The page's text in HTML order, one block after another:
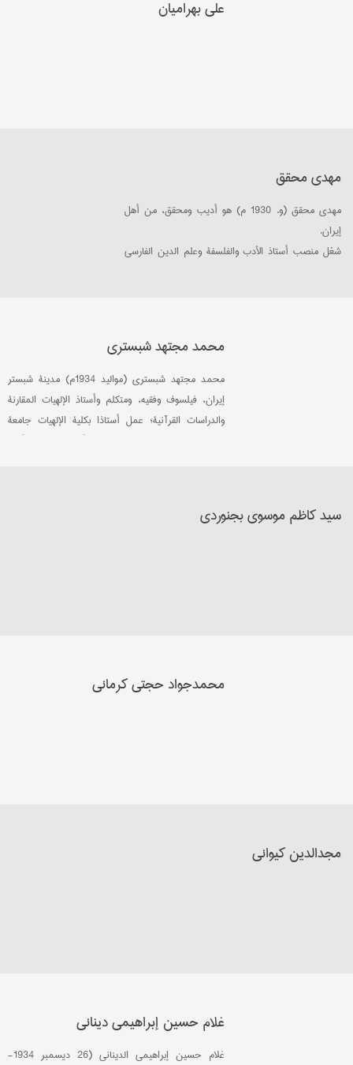
علي بهرامیان
مهدي محقق
مهدي محقق (و. 1930 م) هو أديب ومحقق، من أهل
إيران.
شغل منصب أستاذ الأدب والفلسفة وعلم الدين الفارسي
محمد مجتهد شبستري
محمد مجتهد شبستري (مواليد 1934م) مدينة شبستر
إيران، فيلسوف وفقيه، ومتكلم وأستاذ الإلهيات المقارنة
والدراسات القرآنية؛ عمل أستاذا بكلية الإلهيات جامعة
طهران في مجال الكلام المقارن وتأريخ الأديان وتأريخ
سید کاظم موسوي بجنوردي
محمدجواد حجتي کرماني
مجدالدین کیواني
غلام حسین إبراهیمي دیناني
غلام حسين إبراهيمي الديناني (26 ديسمبر 1934-